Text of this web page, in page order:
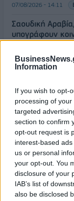
Information
If you wish to opt-
processing of
targeted
section to confirm
opt-out request is
interest-based
us or personal
your opt-out. You
disclosure of your
IAB’s list of
also be disclosed
07/08/2026 - 14:11
Σαουδική
υπογράφουν
ΔΗΜΟΦΙΛΗ
Ατρόμητος και